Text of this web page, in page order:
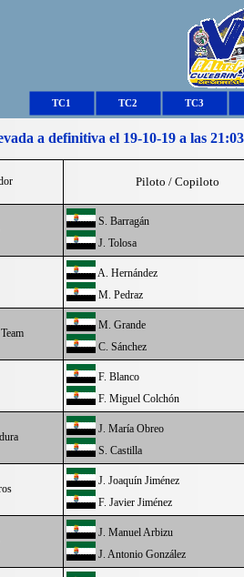
TC1 TC2 TC3
a definitiva el 19-10-19 a las
Piloto / Copiloto
S. Barragán
J. Tolosa
A. Hernández
M. Pedraz
M. Grande
C. Sánchez
F. Blanco
F. Miguel Colchón
J. María Obreo
S. Castilla
J. Joaquín Jiménez
F. Javier Jiménez
J. Manuel Arbizu
J. Antonio González